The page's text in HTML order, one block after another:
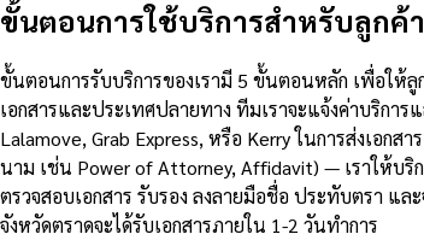
ขั้นตอนการใช้บริการสำหรับลูกค้
ขั้นตอนการรับบริการของเรามี 5 ขั้นตอนหลัก เพื่อให้
เอกสารและประเทศปลายทาง ทีมเราจะแจ้งค่าบริกา
Lalamove, Grab Express, หรือ Kerry ในการส่งเอ
นาม เช่น Power of Attorney, Affidavit) — เราให้บ
ตรวจสอบเอกสาร รับรอง ลงลายมือชื่อ ประทับตรา
จังหวัดตราดจะได้รับเอกสารภายใน 1-2 วันทำการ